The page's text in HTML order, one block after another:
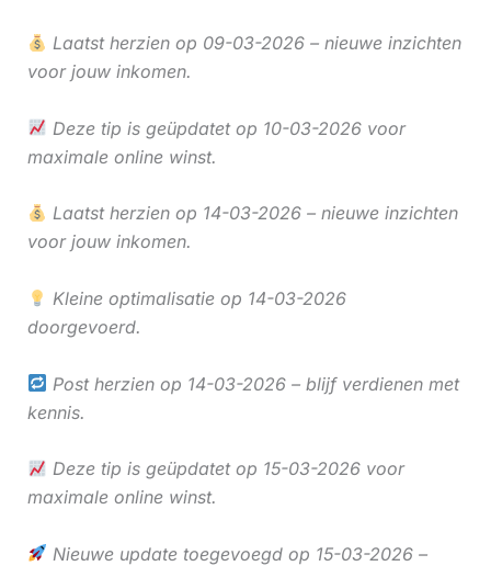
Laatst herzien op 09-03-2026 – nieuwe inzichten
voor jouw inkomen.
Deze tip is geüpdatet op 10-03-2026 voor
maximale online winst.
Laatst herzien op 14-03-2026 – nieuwe inzichten
voor jouw inkomen.
Kleine optimalisatie op 14-03-2026
doorgevoerd.
Post herzien op 14-03-2026 – blijf verdienen met
kennis.
Deze tip is geüpdatet op 15-03-2026 voor
maximale online winst.
Nieuwe update toegevoegd op 15-03-2026 –